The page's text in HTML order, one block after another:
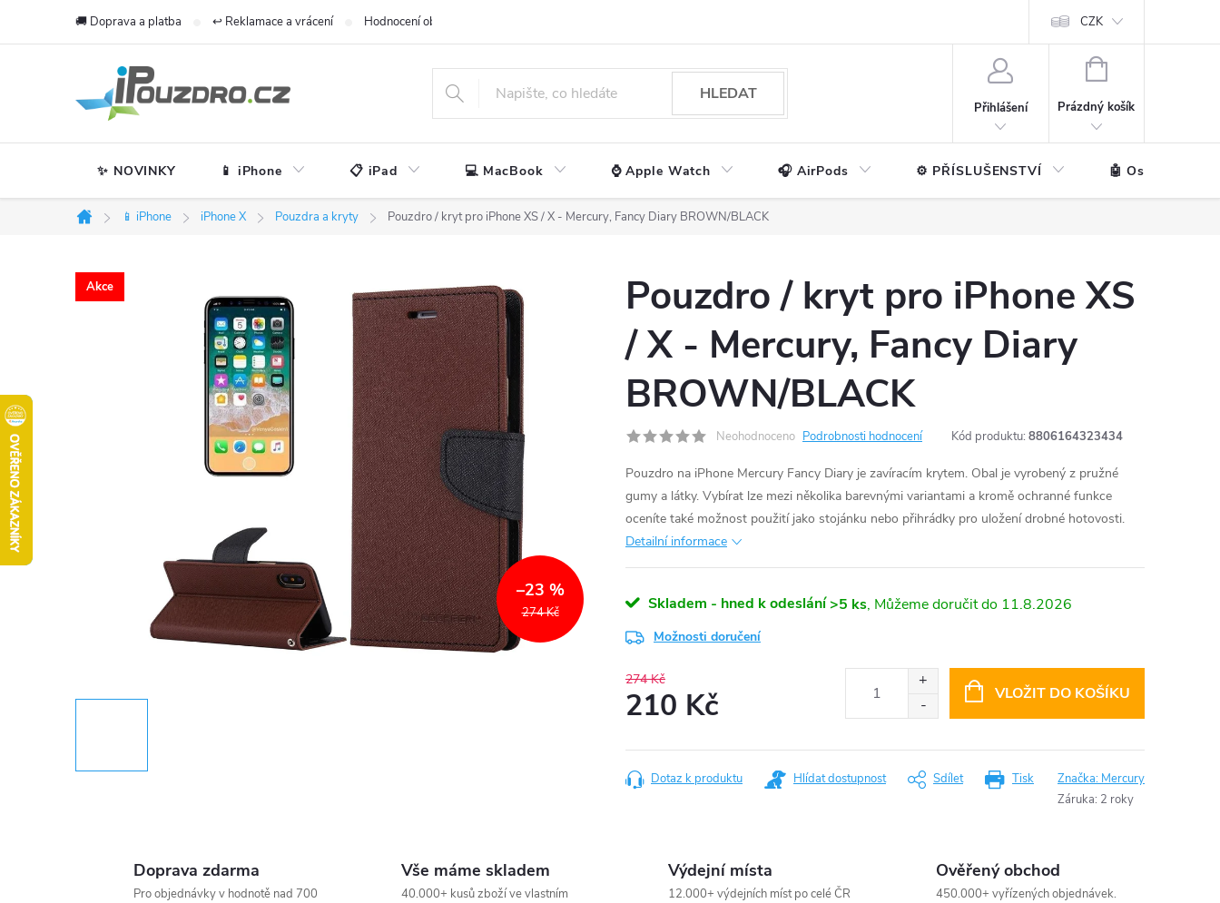
🚚 Doprava a platba ↩️ Reklamace a vrácení Hodnocení obchodu CZK
HLEDAT
Přihlášení
NÁKUPNÍ
Prázdný košík
✨ NOVINKY 📱 iPhone 📋 iPad 💻 MacBook ⌚ Apple Watch 🎧 AirPods ⚙️ PŘÍSLUŠENSTVÍ 🤖 Ostatní
Domů
📱 iPhone iPhone X Pouzdra a kryty Pouzdro / kryt pro iPhone XS / X - Mercury, Fancy Diary BROWN/BLACK
Akce
274 Kč
–23 %
Pouzdro / kryt pro iPhone XS
/ X - Mercury, Fancy Diary
BROWN/BLACK
Neohodnoceno Podrobnosti hodnocení Kód produktu: 8806164323434
Pouzdro na iPhone Mercury Fancy Diary je zavíracím krytem. Obal je vyrobený z pružné
gumy a látky. Vybírat lze mezi několika barevnými variantami a kromě ochranné funkce
oceníte také možnost použití jako stojánku nebo přihrádky pro uložení drobné hotovosti.
Detailní informace
Skladem - hned k odeslání>5 ks 11.8.2026
Možnosti doručení
274 Kč
210 Kč
cena:
VLOŽIT DO KOŠÍKU
Tisk
Dotaz k produktu Hlídat dostupnost Sdílet Značka: Mercury
Záruka: 2 roky
Doprava zdarma
Pro objednávky v hodnotě nad 700
Vše máme skladem
40.000+ kusů zboží ve vlastním
Výdejní místa
12.000+ výdejních míst po celé ČR
Ověřený obchod
450.000+ vyřízených objednávek.